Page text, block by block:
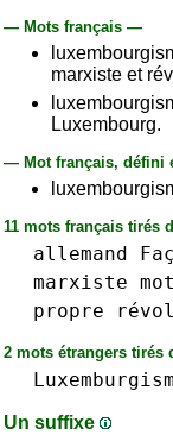
— Mots français —
marxiste et
Luxembourg.
— Mot français, défini
11 mots français tirés
allemand
marxiste mot
propre
2 mots étrangers tirés
Luxemburgism
Un suffixe